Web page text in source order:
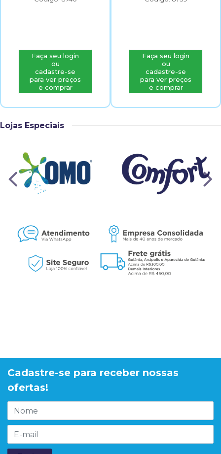
Faça seu login
ou
cadastre-se
para ver preços
e comprar
Faça seu login
ou
cadastre-se
para ver preços
e comprar
Lojas Especiais
Cadastre-se para receber nossas
ofertas!